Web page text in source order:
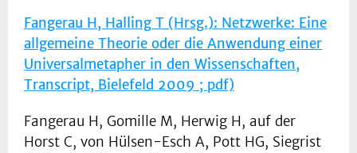
Fangerau H, Halling T (Hrsg.): Netzwerke: Eine
allgemeine Theorie oder die Anwendung einer
Universalmetapher in den Wissenschaften,
Transcript, Bielefeld 2009 ; pdf)
Fangerau H, Gomille M, Herwig H, auf der
Horst C, von Hülsen-Esch A, Pott HG, Siegrist